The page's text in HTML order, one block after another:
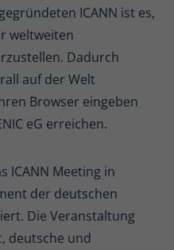
ICANN ist es,
weltweiten
Dadurch
auf der Welt
Browser eingeben
eG erreichen.
ICANN Meeting in
der deutschen
Die Veranstaltung
deutsche und